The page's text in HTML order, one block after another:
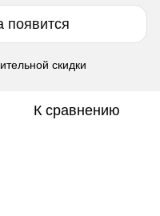
появится
скидки
К сравнению